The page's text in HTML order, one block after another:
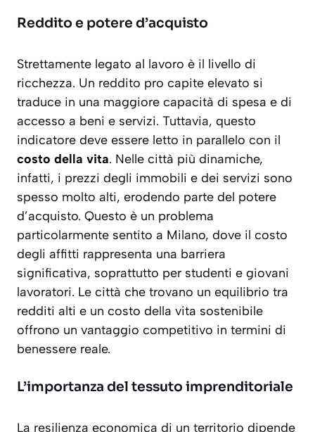
Reddito e potere d’acquisto
Strettamente legato al lavoro è il livello di
ricchezza. Un reddito pro capite elevato si
traduce in una maggiore capacità di spesa e di
accesso a beni e servizi. Tuttavia, questo
indicatore deve essere letto in parallelo con il
costo della vita. Nelle città più dinamiche,
infatti, i prezzi degli immobili e dei servizi sono
spesso molto alti, erodendo parte del potere
d’acquisto. Questo è un problema
particolarmente sentito a Milano, dove il costo
degli affitti rappresenta una barriera
significativa, soprattutto per studenti e giovani
lavoratori. Le città che trovano un equilibrio tra
redditi alti e un costo della vita sostenibile
offrono un vantaggio competitivo in termini di
benessere reale.
L’importanza del tessuto imprenditoriale
La resilienza economica di un territorio dipende